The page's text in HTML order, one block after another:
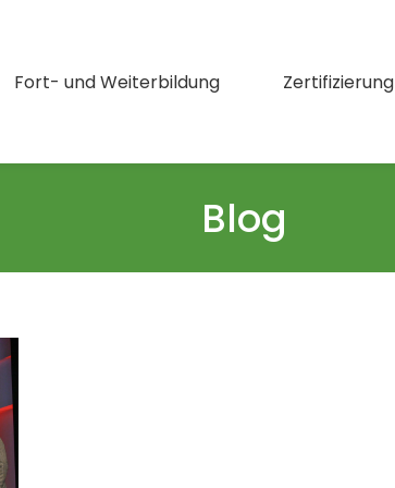
Fort- und Weiterbildung Zertifizierung
Blog